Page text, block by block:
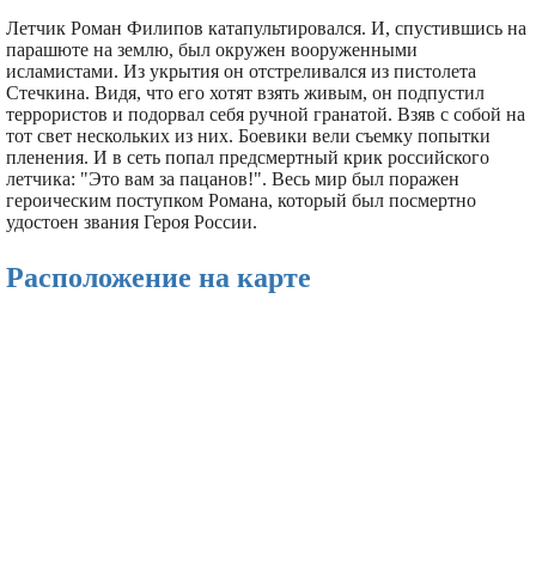
Летчик Роман Филипов катапультировался. И, спустившись на
парашюте на землю, был окружен вооруженными
исламистами. Из укрытия он отстреливался из пистолета
Стечкина. Видя, что его хотят взять живым, он подпустил
террористов и подорвал себя ручной гранатой. Взяв с собой на
тот свет нескольких из них. Боевики вели съемку попытки
пленения. И в сеть попал предсмертный крик российского
летчика: "Это вам за пацанов!". Весь мир был поражен
героическим поступком Романа, который был посмертно
удостоен звания Героя России.
Расположение на карте